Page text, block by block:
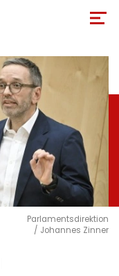
Parlamentsdirektion
/ Johannes Zinner